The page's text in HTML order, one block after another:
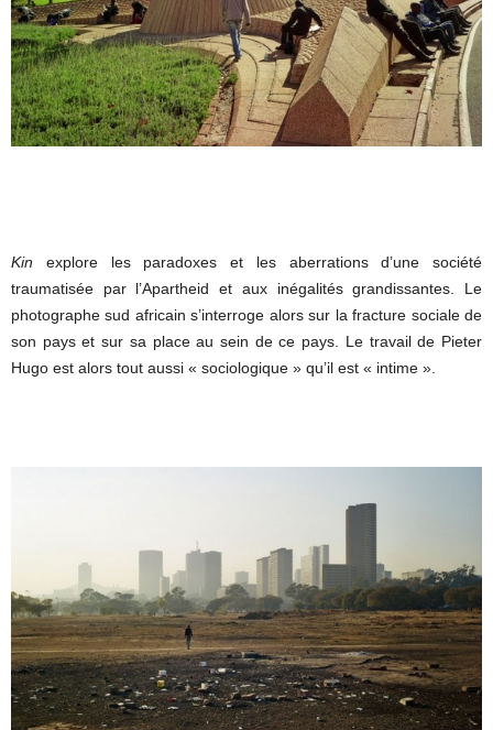
Kin explore les paradoxes et les aberrations d’une société
traumatisée par l’Apartheid et aux inégalités grandissantes. Le
photographe sud africain s’interroge alors sur la fracture sociale de
son pays et sur sa place au sein de ce pays. Le travail de Pieter
Hugo est alors tout aussi « sociologique » qu’il est « intime ».